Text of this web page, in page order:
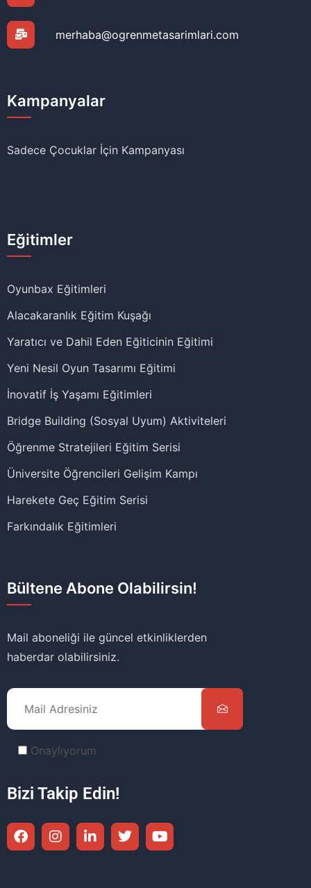
merhaba@ogrenmetasarimlari.com
Kampanyalar
Sadece Çocuklar İçin Kampanyası
Eğitimler
Oyunbax Eğitimleri
Alacakaranlık Eğitim Kuşağı
Yaratıcı ve Dahil Eden Eğiticinin Eğitimi
Yeni Nesil Oyun Tasarımı Eğitimi
İnovatif İş Yaşamı Eğitimleri
Bridge Building (Sosyal Uyum) Aktiviteleri
Öğrenme Stratejileri Eğitim Serisi
Üniversite Öğrencileri Gelişim Kampı
Harekete Geç Eğitim Serisi
Farkındalık Eğitimleri
Bültene Abone Olabilirsin!
Mail aboneliği ile güncel etkinliklerden
haberdar olabilirsiniz.
Onaylıyorum
Bizi Takip Edin!